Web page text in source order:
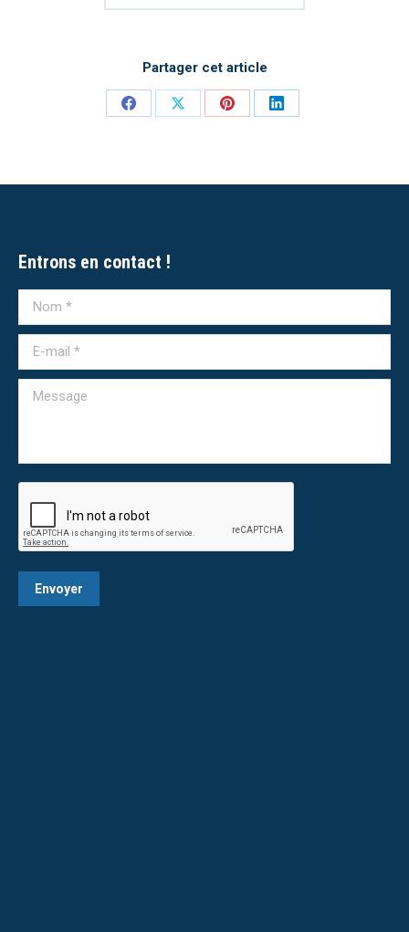
Partager cet article
PartagerPartagerPartagerPartager
Entrons en contact !
Nom *
E-mail *
Message
Envoyer